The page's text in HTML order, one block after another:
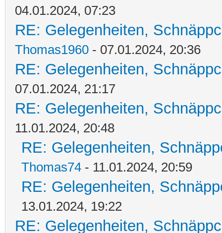
04.01.2024, 07:23
RE: Gelegenheiten,
Thomas1960 - 07.01.2024, 20:36
RE: Gelegenheiten,
07.01.2024, 21:17
RE: Gelegenheiten,
11.01.2024, 20:48
RE: Gelegenheiten,
Thomas74 - 11.01.2024, 20:59
RE: Gelegenheiten,
13.01.2024, 19:22
RE: Gelegenheiten,